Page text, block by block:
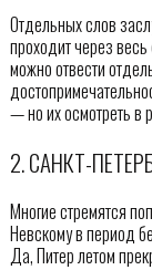
Отдельных слов
проходит через
можно отвести
— но их осмотреть в
2. САНКТ-
Многие стремятся
Невскому в период
Да, Питер летом